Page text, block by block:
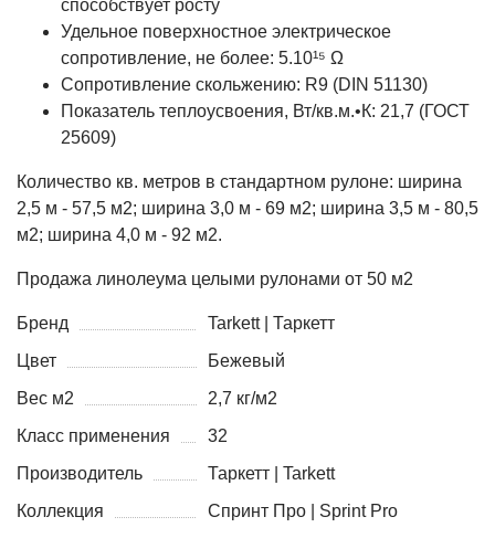
способствует росту
Удельное поверхностное электрическое
cопротивление, не более: 5.10¹⁵ Ω
Сопротивление скольжению: R9 (DIN 51130)
Показатель теплоусвоения, Вт/кв.м.•К: 21,7 (ГОСТ
25609)
Количество кв. метров в стандартном рулоне: ширина
2,5 м - 57,5 м2; ширина 3,0 м - 69 м2; ширина 3,5 м - 80,5
м2; ширина 4,0 м - 92 м2.
Продажа линолеума целыми рулонами от 50 м2
Бренд
Tarkett | Таркетт
Цвет
Бежевый
Вес м2
2,7 кг/м2
Класс применения
32
Производитель
Таркетт | Tarkett
Коллекция
Спринт Про | Sprint Pro